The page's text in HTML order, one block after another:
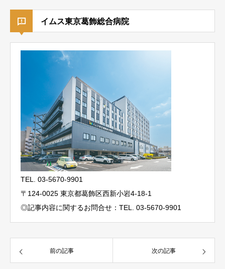
イムス東京葛飾総合病院
TEL. 03-5670-9901
〒124-0025 東京都葛飾区西新小岩4-18-1
◎記事内容に関するお問合せ：TEL. 03-5670-9901
前の記事 次の記事